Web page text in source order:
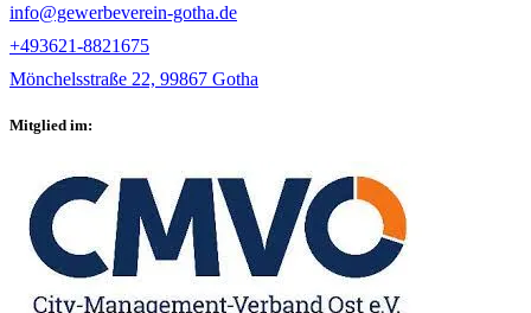
info@gewerbeverein-gotha.de
+493621-8821675
Mönchelsstraße 22, 99867 Gotha
Mitglied im: